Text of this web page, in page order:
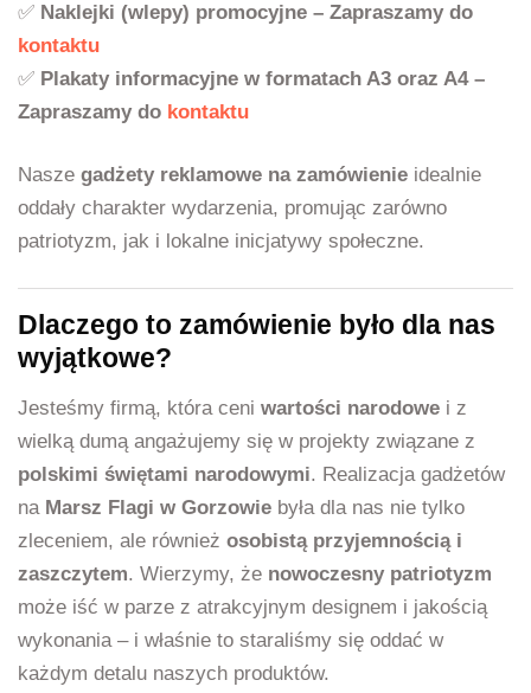
✅ Naklejki (wlepy) promocyjne – Zapraszamy do
kontaktu
✅ Plakaty informacyjne w formatach A3 oraz A4 –
Zapraszamy do kontaktu
Nasze gadżety reklamowe na zamówienie idealnie
oddały charakter wydarzenia, promując zarówno
patriotyzm, jak i lokalne inicjatywy społeczne.
Dlaczego to zamówienie było dla nas
wyjątkowe?
Jesteśmy firmą, która ceni wartości narodowe i z
wielką dumą angażujemy się w projekty związane z
polskimi świętami narodowymi. Realizacja gadżetów
na Marsz Flagi w Gorzowie była dla nas nie tylko
zleceniem, ale również osobistą przyjemnością i
zaszczytem. Wierzymy, że nowoczesny patriotyzm
może iść w parze z atrakcyjnym designem i jakością
wykonania – i właśnie to staraliśmy się oddać w
każdym detalu naszych produktów.